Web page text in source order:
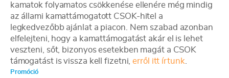
kamatok folyamatos csökkenése ellenére még mindig
az állami kamattámogatott CSOK-hitel a
legkedvezőbb ajánlat a piacon. Nem szabad azonban
elfelejteni, hogy a kamattámogatást akár el is lehet
veszteni, sőt, bizonyos esetekben magát a CSOK
támogatást is vissza kell fizetni,erről itt írtunk
Promóció